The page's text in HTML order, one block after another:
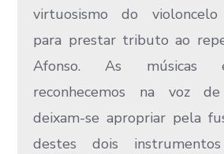
virtuosismo do violoncelo
para prestar tributo ao
Afonso. As músicas
reconhecemos na voz
deixam-se apropriar pela
destes dois